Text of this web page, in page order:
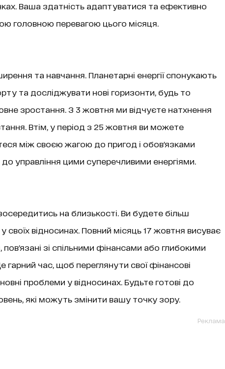
Ваша здатність адаптуватися та ефективно
головною перевагою цього місяця.
та навчання. Планетарні енергії спонукають
та досліджувати нові горизонти, будь то
зростання. З 3 жовтня ми відчуєте натхнення
Втім, у період з 25 жовтня ви можете
між своєю жагою до пригод і обов'язками
управління цими суперечливими енергіями.
на близькості. Ви будете більш
у своїх відносинах. Повний місяць 17 жовтня висуває
зі спільними фінансами або глибокими
гарний час, щоб переглянути свої фінансові
проблеми у відносинах. Будьте готові до
які можуть змінити вашу точку зору.
Реклама